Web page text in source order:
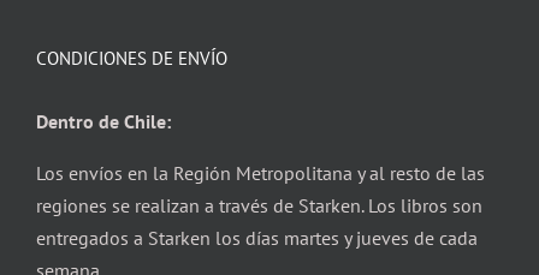
CONDICIONES DE ENVÍO
Dentro de Chile:
Los envíos en la Región Metropolitana y al resto de las
regiones se realizan a través de Starken. Los libros son
entregados a Starken los días martes y jueves de cada
semana.